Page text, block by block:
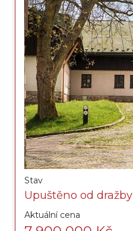
Stav
Upuštěno od dražby
Aktuální cena